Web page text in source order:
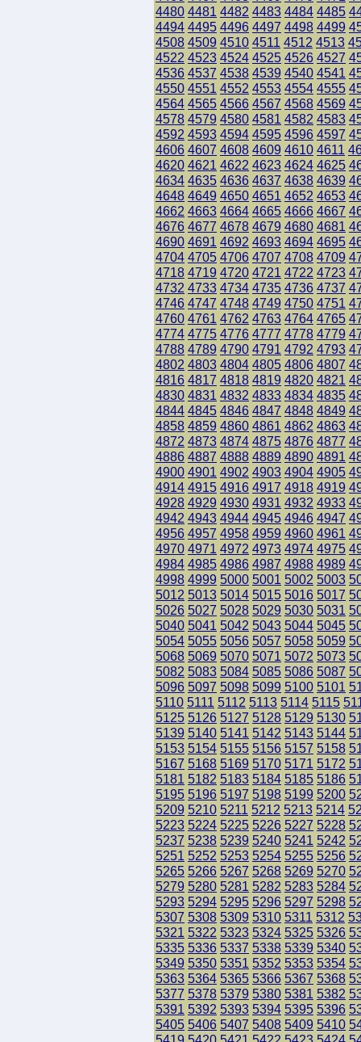
4480 4481 4482 4483 4484 4485
4494 4495 4496 4497 4498 4499
4508 4509 4510 4511 4512 4513
4522 4523 4524 4525 4526 4527
4536 4537 4538 4539 4540 4541
4550 4551 4552 4553 4554 4555
4564 4565 4566 4567 4568 4569
4578 4579 4580 4581 4582 4583
4592 4593 4594 4595 4596 4597
4606 4607 4608 4609 4610 4611
4620 4621 4622 4623 4624 4625
4634 4635 4636 4637 4638 4639
4648 4649 4650 4651 4652 4653
4662 4663 4664 4665 4666 4667
4676 4677 4678 4679 4680 4681
4690 4691 4692 4693 4694 4695
4704 4705 4706 4707 4708 4709
4718 4719 4720 4721 4722 4723
4732 4733 4734 4735 4736 4737
4746 4747 4748 4749 4750 4751
4760 4761 4762 4763 4764 4765
4774 4775 4776 4777 4778 4779
4788 4789 4790 4791 4792 4793
4802 4803 4804 4805 4806 4807
4816 4817 4818 4819 4820 4821
4830 4831 4832 4833 4834 4835
4844 4845 4846 4847 4848 4849
4858 4859 4860 4861 4862 4863
4872 4873 4874 4875 4876 4877
4886 4887 4888 4889 4890 4891
4900 4901 4902 4903 4904 4905
4914 4915 4916 4917 4918 4919
4928 4929 4930 4931 4932 4933
4942 4943 4944 4945 4946 4947
4956 4957 4958 4959 4960 4961
4970 4971 4972 4973 4974 4975
4984 4985 4986 4987 4988 4989
4998 4999 5000 5001 5002 5003
5012 5013 5014 5015 5016 5017
5026 5027 5028 5029 5030 5031
5040 5041 5042 5043 5044 5045
5054 5055 5056 5057 5058 5059
5068 5069 5070 5071 5072 5073
5082 5083 5084 5085 5086 5087
5096 5097 5098 5099 5100 5101
5110 5111 5112 5113 5114 5115
5125 5126 5127 5128 5129 5130
5139 5140 5141 5142 5143 5144
5153 5154 5155 5156 5157 5158
5167 5168 5169 5170 5171 5172
5181 5182 5183 5184 5185 5186
5195 5196 5197 5198 5199 5200
5209 5210 5211 5212 5213 5214
5223 5224 5225 5226 5227 5228
5237 5238 5239 5240 5241 5242
5251 5252 5253 5254 5255 5256
5265 5266 5267 5268 5269 5270
5279 5280 5281 5282 5283 5284
5293 5294 5295 5296 5297 5298
5307 5308 5309 5310 5311 5312
5321 5322 5323 5324 5325 5326
5335 5336 5337 5338 5339 5340
5349 5350 5351 5352 5353 5354
5363 5364 5365 5366 5367 5368
5377 5378 5379 5380 5381 5382
5391 5392 5393 5394 5395 5396
5405 5406 5407 5408 5409 5410